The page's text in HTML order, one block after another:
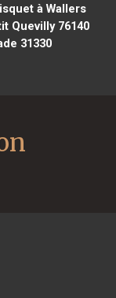
à Wallers
Quevilly 76140
31330